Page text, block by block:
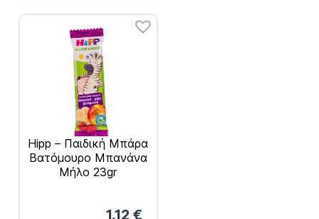
Hipp – Παιδική Μπάρα
Βατόμουρο Μπανάνα
Μήλο 23gr
1.12 €